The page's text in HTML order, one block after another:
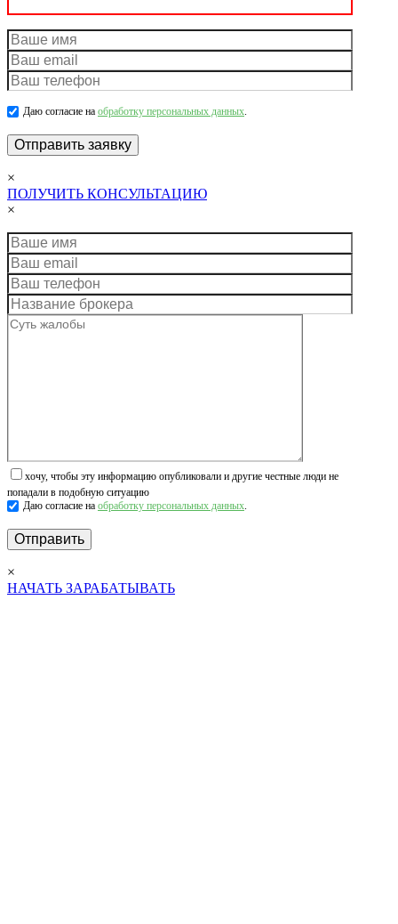
Даю согласие на обработку персональных данных.
×
ПОЛУЧИТЬ КОНСУЛЬТАЦИЮ
×
хочу, чтобы эту информацию опубликовали и другие честные люди не
попадали в подобную ситуацию
Даю согласие на обработку персональных данных.
×
НАЧАТЬ ЗАРАБАТЫВАТЬ